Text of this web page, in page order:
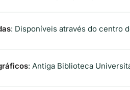
: Disponíveis através do centro
: Antiga Biblioteca